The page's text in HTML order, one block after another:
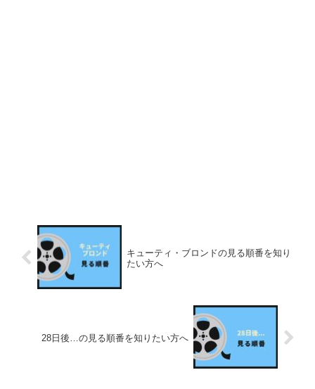
キューティ・ブロンドの見る順番を知り
たい方へ
28日後…の見る順番を知りたい方へ